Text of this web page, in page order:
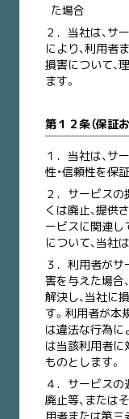
た場合
２． 当社は、サ
により、利用者
損害について、
ます。
第１２条（保証
１． 当社は、サ
性・信頼性を保
２． サービスの
くは廃止、提供
ービスに関連し
について、当社
３． 利用者がサ
害を与えた場合
解決し、当社に
す。利用者が本
は違法な行為に
は当該利用者に
ものとします。
４． サービスの
廃止等、または